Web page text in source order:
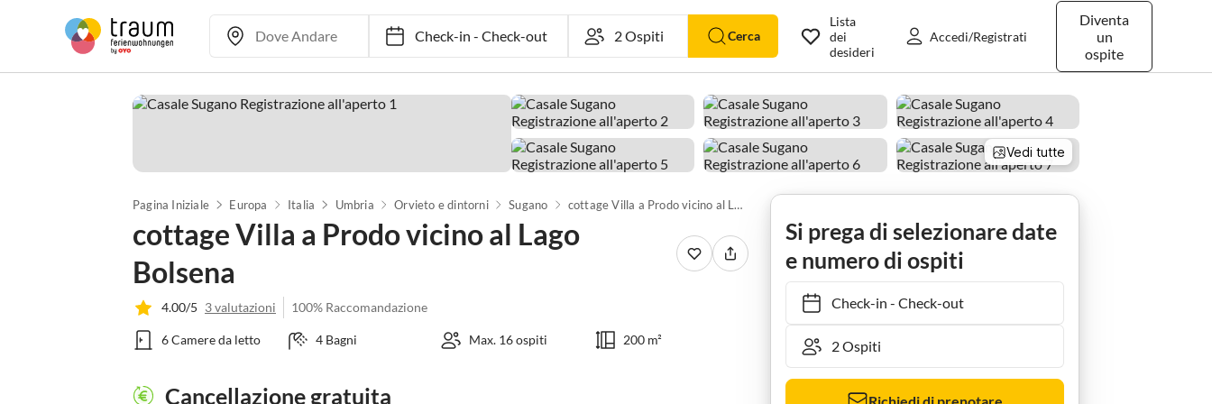
Check-in- Check-out Cerca
Diventa
un
ospite
Lista
dei
desideri
Accedi/Registrati
Vedi tutte
Pagina Iniziale Europa Italia Umbria Orvieto e dintorni Sugano cottage Villa a Prodo vicino al Lago Bolsena
cottage Villa a Prodo vicino al Lago
Bolsena
4.00/5 3 valutazioni 100% Raccomandazione
6 Camere da letto 4 Bagni Max. 16 ospiti 200 m²
Cancellazione gratuita
Si prega di selezionare date
e numero di ospiti
Check-in- Check-out
Richiedi di prenotare